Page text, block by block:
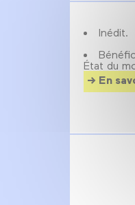
Inédit.
État du
En